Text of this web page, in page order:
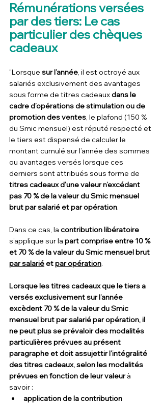
Rémunérations versées
par des tiers: Le cas
particulier des chèques
cadeaux
"Lorsque sur l’année , il est octroyé aux
salariés exclusivement des avantages
sous forme de titres cadeaux dans le
cadre d’opérations de stimulation ou de
promotion des ventes , le plafond (150 %
du Smic mensuel) est réputé respecté et
le tiers est dispensé de calculer le
montant cumulé sur l’année des sommes
ou avantages versés lorsque ces
derniers sont attribués sous forme de
titres cadeaux d’une valeur n’excédant
pas 70 % de la valeur du Smic mensuel
brut par salarié et par opération.
Dans ce cas, la contribution libératoire
s’applique sur la part comprise entre 10 %
et 70 % de la valeur du Smic mensuel brut
par salarié et par opération.
Lorsque les titres cadeaux que le tiers a
versés exclusivement sur l’année
excèdent 70 % de la valeur du Smic
mensuel brut par salarié par opération, il
ne peut plus se prévaloir des modalités
particulières prévues au présent
paragraphe et doit assujettir l’intégralité
des titres cadeaux, selon les modalités
prévues en fonction de leur valeur à
savoir :
application de la contribution